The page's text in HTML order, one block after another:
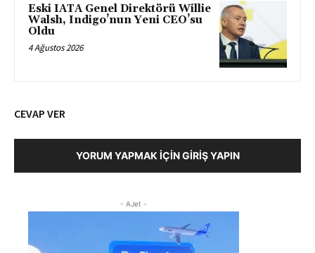
Eski IATA Genel Direktörü Willie
Walsh, Indigo’nun Yeni CEO’su
Oldu
4 Ağustos 2026
CEVAP VER
YORUM YAPMAK İÇIN GIRIŞ YAPIN
- AJet -